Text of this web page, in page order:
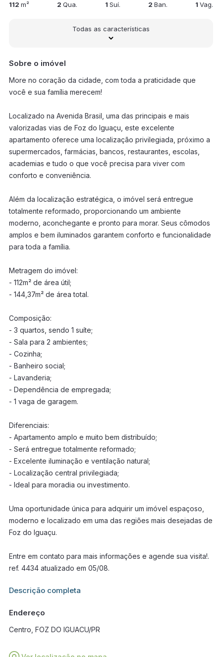
112 m² 2 Qua. 1 Suí. 2Ban. 1Vag.
Todas as características
Sobre o imóvel
More no coração da cidade, com toda a praticidade que
você e sua família merecem!
Localizado na Avenida Brasil, uma das principais e mais
valorizadas vias de Foz do Iguaçu, este excelente
apartamento oferece uma localização privilegiada, próximo a
supermercados, farmácias, bancos, restaurantes, escolas,
academias e tudo o que você precisa para viver com
conforto e conveniência.
Além da localização estratégica, o imóvel será entregue
totalmente reformado, proporcionando um ambiente
moderno, aconchegante e pronto para morar. Seus cômodos
amplos e bem iluminados garantem conforto e funcionalidade
para toda a família.
Metragem do imóvel:
- 112m² de área útil;
- 144,37m² de área total.
Composição:
- 3 quartos, sendo 1 suíte;
- Sala para 2 ambientes;
- Cozinha;
- Banheiro social;
- Lavanderia;
- Dependência de empregada;
- 1 vaga de garagem.
Diferenciais:
- Apartamento amplo e muito bem distribuído;
- Será entregue totalmente reformado;
- Excelente iluminação e ventilação natural;
- Localização central privilegiada;
- Ideal para moradia ou investimento.
Uma oportunidade única para adquirir um imóvel espaçoso,
moderno e localizado em uma das regiões mais desejadas de
Foz do Iguaçu.
Entre em contato para mais informações e agende sua visita!.
ref. 4434 atualizado em 05/08.
Informações adicionais sobre este imóvel estarão disponíveis
Descrição completa
Endereço
Centro, FOZ DO IGUACU/PR